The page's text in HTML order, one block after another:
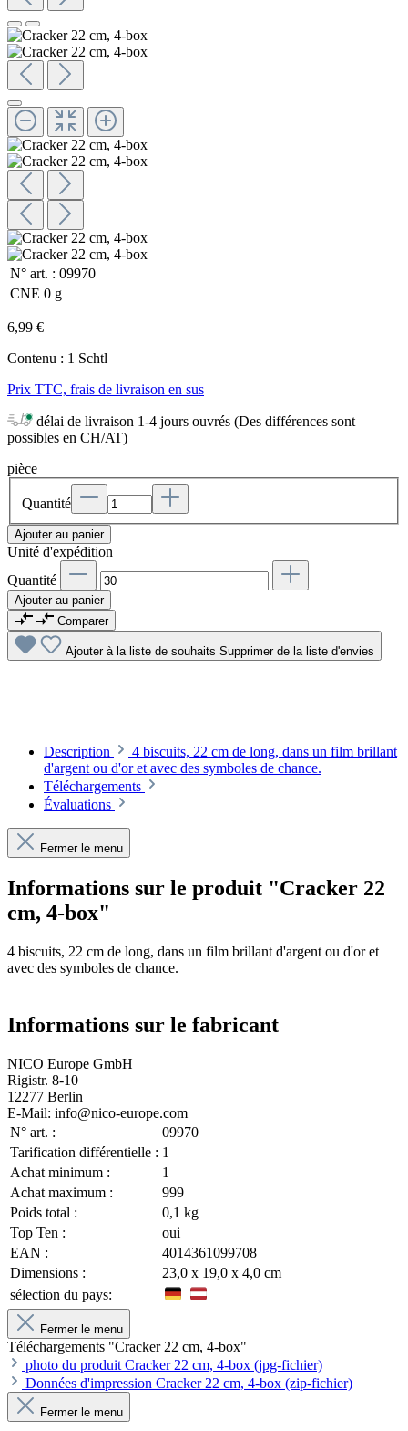
N° art. : 09970
CNE 0 g
6,99 €
Contenu : 1 Schtl
Prix TTC, frais de livraison en sus
délai de livraison 1-4 jours ouvrés (Des différences sont
possibles en CH/AT)
pièce
Quantité
Ajouter au panier
Unité d'expédition
Quantité
Ajouter au panier
Comparer
Ajouter à la liste de souhaits Supprimer de la liste d'envies
Description
4 biscuits, 22 cm de long, dans un film brillant
d'argent ou d'or et avec des symboles de chance.
Téléchargements
Évaluations
Fermer le menu
Informations sur le produit "Cracker 22
cm, 4-box"
4 biscuits, 22 cm de long, dans un film brillant d'argent ou d'or et
avec des symboles de chance.
Informations sur le fabricant
NICO Europe GmbH
Rigistr. 8-10
12277 Berlin
E-Mail: info@nico-europe.com
N° art. :
09970
Tarification différentielle : 1
Achat minimum :
1
Achat maximum :
999
Poids total :
0,1 kg
Top Ten :
oui
EAN :
4014361099708
Dimensions :
23,0 x 19,0 x 4,0 cm
sélection du pays:
Fermer le menu
Téléchargements "Cracker 22 cm, 4-box"
photo du produit Cracker 22 cm, 4-box (jpg-fichier)
Données d'impression Cracker 22 cm, 4-box (zip-fichier)
Fermer le menu